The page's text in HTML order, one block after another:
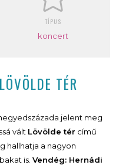
TÍPUS
koncert
TÉR
jelent meg
vált Lövölde tér című
hallhatja a nagyon
is. Vendég: Hernádi